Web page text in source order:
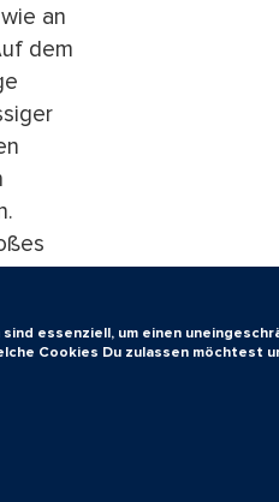
an
dem
Es ist
essenziell, um einen
Cookies Du zulassen möchtest